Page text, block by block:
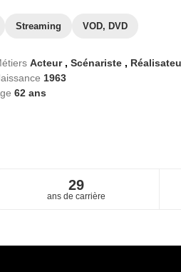
Streaming VOD, DVD
Acteur , Scénariste ,
1963
62ans
29
ans de carrière